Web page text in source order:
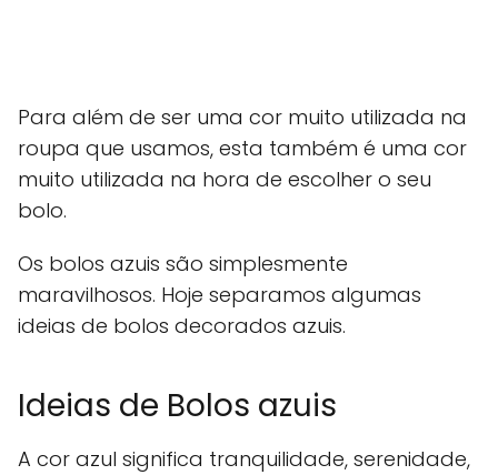
Para além de ser uma cor muito utilizada na
roupa que usamos, esta também é uma cor
muito utilizada na hora de escolher o seu
bolo.
Os bolos azuis são simplesmente
maravilhosos. Hoje separamos algumas
ideias de bolos decorados azuis.
Ideias de Bolos azuis
A cor azul significa tranquilidade, serenidade,